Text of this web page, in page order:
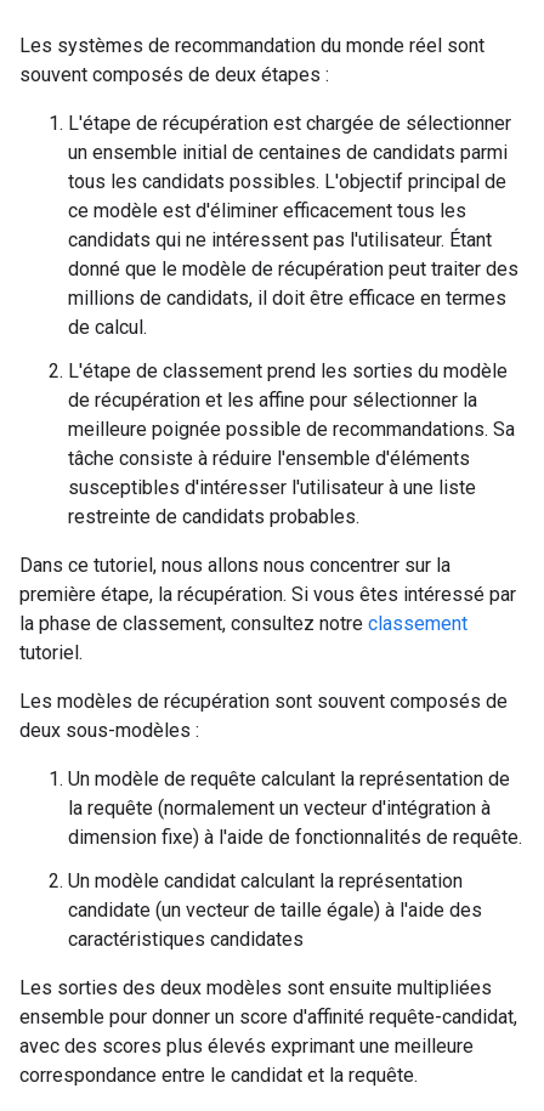
Les systèmes de recommandation du monde réel sont
souvent composés de deux étapes :
L'étape de récupération est chargée de sélectionner
un ensemble initial de centaines de candidats parmi
tous les candidats possibles. L'objectif principal de
ce modèle est d'éliminer efficacement tous les
candidats qui ne intéressent pas l'utilisateur. Étant
donné que le modèle de récupération peut traiter des
millions de candidats, il doit être efficace en termes
de calcul.
L'étape de classement prend les sorties du modèle
de récupération et les affine pour sélectionner la
meilleure poignée possible de recommandations. Sa
tâche consiste à réduire l'ensemble d'éléments
susceptibles d'intéresser l'utilisateur à une liste
restreinte de candidats probables.
Dans ce tutoriel, nous allons nous concentrer sur la
première étape, la récupération. Si vous êtes intéressé par
la phase de classement, consultez notre classement
tutoriel.
Les modèles de récupération sont souvent composés de
deux sous-modèles :
Un modèle de requête calculant la représentation de
la requête (normalement un vecteur d'intégration à
dimension fixe) à l'aide de fonctionnalités de requête.
Un modèle candidat calculant la représentation
candidate (un vecteur de taille égale) à l'aide des
caractéristiques candidates
Les sorties des deux modèles sont ensuite multipliées
ensemble pour donner un score d'affinité requête-candidat,
avec des scores plus élevés exprimant une meilleure
correspondance entre le candidat et la requête.